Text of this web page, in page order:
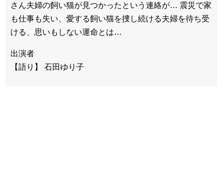
さん夫婦の飼い猫が見つかったという連絡が… 震災で家
も仕事も失い、愛する飼い猫を捜し続ける夫婦を待ち受
ける、思いもしない運命とは…
出演者
【語り】 石田ゆり子